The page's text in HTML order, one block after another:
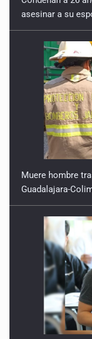
Muere hombre
Guadalajara-
UdeG acepta a
21 mil en